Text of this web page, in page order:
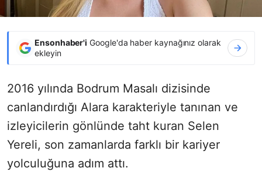
Ensonhaber'i Google'da haber kaynağınız olarak
ekleyin
2016 yılında Bodrum Masalı dizisinde
canlandırdığı Alara karakteriyle tanınan ve
izleyicilerin gönlünde taht kuran Selen
Yereli, son zamanlarda farklı bir kariyer
yolculuğuna adım attı.